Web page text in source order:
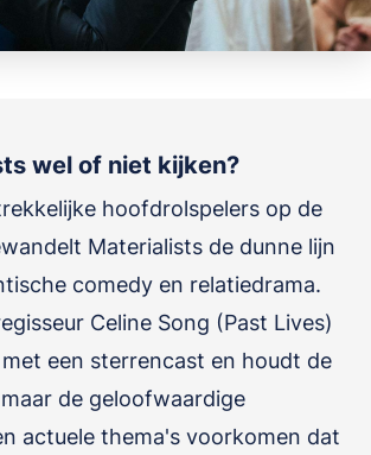
wel of niet kijken?
hoofdrolspelers op de
Materialists de dunne lijn
comedy en relatiedrama.
Celine Song (Past Lives)
een sterrencast en houdt de
de geloofwaardige
actuele thema's voorkomen dat